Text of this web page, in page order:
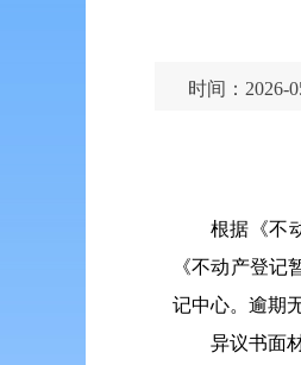
时间：2026-
根据《不
《不动产登
记中心。逾期
异议书面